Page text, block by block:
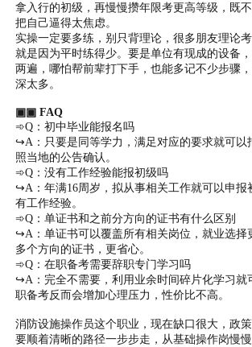
拿入行的初级，再慢慢攒年限考更高等级，既
把自己逼得太焦虑。
实操一定要多练，别只背理论，很多朋友理论
就是因为平时练得少。要是单位有现成的设备
两遍，哪怕帮前辈打下手，也能多记不少步骤
深太多。
▣▣ FAQ
➾Q：初中毕业能报名吗
↪A：只要是同等学力，满足对应的要求就可以
照当地的公告确认。
➾Q：没有工作经验能报初级吗
↪A：年满16周岁，拟从事相关工作就可以申报
有工作经验。
➾Q：单证书和之前分方向的证书有什么区别
↪A：单证书可以覆盖所有相关岗位，就业选择
多个方向的证书，更省心。
➾Q：在职备考需要辞职专门学习吗
↪A：完全不需要，利用业余时间碎片化学习就
职备考反而会增加心理压力，性价比不高。
消防设施操作员这个职业，现在缺口很大，政
要顺着清晰的路径一步步走，从基础操作岗慢